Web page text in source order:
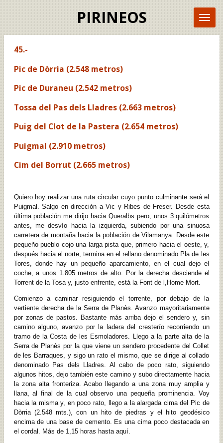
PIRINEOS
45.-
Pic de Dòrria (2.548 metros)
Pic de Duraneu (2.542 metros)
Tossa del Pas dels Lladres (2.663 metros)
Puig del Clot de la Pastera (2.654 metros)
Puigmal (2.910 metros)
Cim del Borrut (2.665 metros)
Quiero hoy realizar una ruta circular cuyo punto culminante será el
Puigmal. Salgo en dirección a Vic y Ribes de Freser. Desde esta
última población me dirijo hacia Queralbs pero, unos 3 quilómetros
antes, me desvío hacia la izquierda, subiendo por una sinuosa
carretera de montaña hacia la población de Vilamanya. Desde este
pequeño pueblo cojo una larga pista que, primero hacia el oeste, y,
después hacia el norte, termina en el rellano denominado Pla de les
Tores, donde hay un pequeño aparcamiento, en el cual dejo el
coche, a unos 1.805 metros de alto. Por la derecha desciende el
Torrent de la Tosa y, justo enfrente, está la Font de l,Home Mort.
Comienzo a caminar resiguiendo el torrente, por debajo de la
vertiente derecha de la Serra de Planès. Avanzo mayoritariamente
por zonas de pastos. Bastante más arriba dejo el sendero y, sin
camino alguno, avanzo por la ladera del cresterío recorriendo un
tramo de la Costa de les Esmoladores. Llego a la parte alta de la
Serra de Planès por la que viene un sendero procedente del Collet
de les Barraques, y sigo un rato el mismo, que se dirige al collado
denominado Pas dels Lladres. Al cabo de poco rato, siguiendo
algunos hitos, dejo también este camino y subo directamente hacia
la zona alta fronteriza. Acabo llegando a una zona muy amplia y
llana, al final de la cual observo una pequeña prominencia. Voy
hacia la misma y, en poco rato, llego a la alargada cima del Pic de
Dòrria (2.548 mts.), con un hito de piedras y el hito geodésico
encima de una base de cemento. Es una cima poco destacada en
el cordal. Más de 1,15 horas hasta aquí.